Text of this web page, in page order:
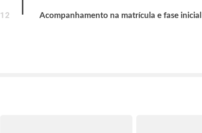
12 Acompanhamento na matrícula e fase inicial